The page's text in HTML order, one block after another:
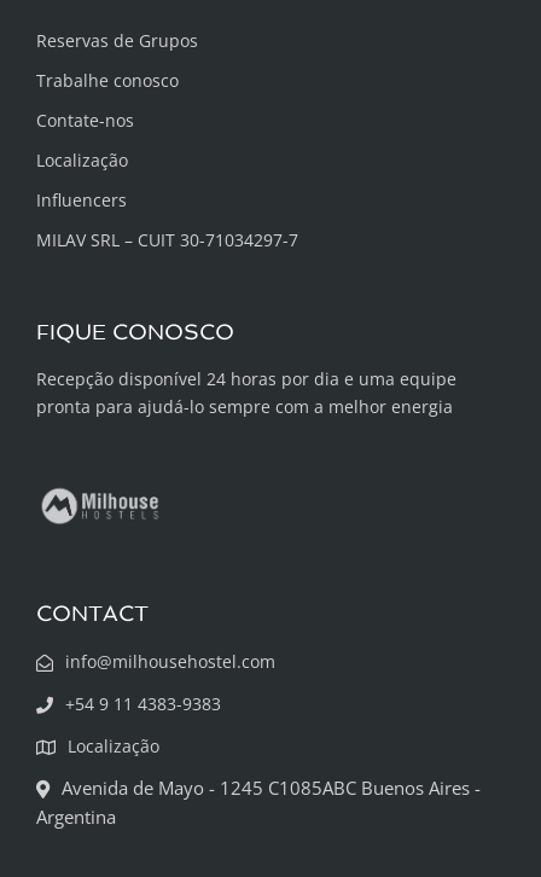
Reservas de Grupos
Trabalhe conosco
Contate-nos
Localização
Influencers
MILAV SRL – CUIT 30-71034297-7
FIQUE CONOSCO
Recepção disponível 24 horas por dia e uma equipe
pronta para ajudá-lo sempre com a melhor energia
CONTACT
info@milhousehostel.com
+54 9 11 4383-9383
Localização
Avenida de Mayo - 1245 C1085ABC Buenos Aires -
Argentina